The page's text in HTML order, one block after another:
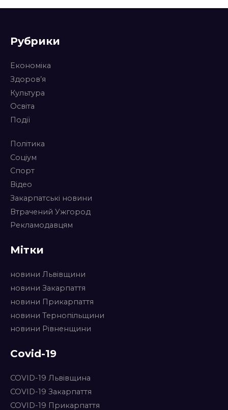
Рубрики
Економіка
Здоров’я
Культура
Освіта
Події
Політика
Соціум
Спорт
Відео
Закарпатські новини
Втрачений Ужгород
Рекламодавцям
Мітки
новини Львівщини
новини Закарпаття
новини Прикарпаття
новини Тернопільщини
новини Рівненщини
Covid-19
COVID-19 Львівщина
COVID-19 Закарпаття
COVID-19 Прикарпаття